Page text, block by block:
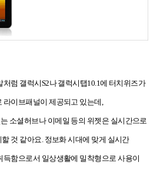
처럼 갤럭시S2나 갤럭시탭10.1에 터치위즈가
라이브패널이 제공되고 있는데,
소셜허브나 이메일 등의 위젯은 실시간으로
것 같아요. 정보화 시대에 맞게 실시간
득함으로서 일상생활에 밀착형으로 사용이